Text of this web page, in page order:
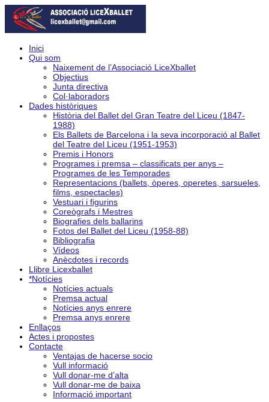
Inici
Qui som
Naixement de l’Associació LiceXballet
Objectius
Junta directiva
Col·laboradors
Dades històriques
Història del Ballet del Gran Teatre del Liceu (1847-
1988)
Els Ballets de Barcelona i la seva incorporació al Ballet
del Teatre del Liceu (1951-1953)
Premis i Honors
Programes i premsa – classificats per anys –
Programes de les Temporades
Representacions (ballets, òperes, operetes, sarsueles,
films, espectacles)
Vestuari i figurins
Coreògrafs i Mestres
Biografies dels ballarins
Fotos del Ballet del Liceu (1958-88)
Bibliografia
Vídeos
Anècdotes i records
Llibre Licexballet
*Notícies
Notícies actuals
Premsa actual
Notícies anys enrere
Premsa anys enrere
Enllaços
Actes i propostes
Contacte
Ventajas de hacerse socio
Vull informació
Vull donar-me d’alta
Vull donar-me de baixa
Informació important